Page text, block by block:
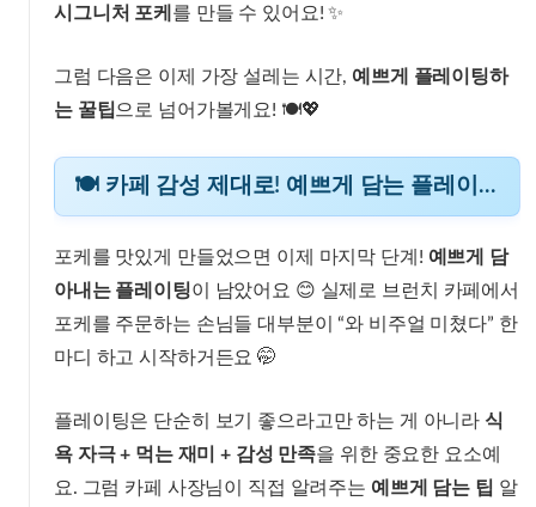
시그니처 포케 를 만들 수 있어요! ✨
그럼 다음은 이제 가장 설레는 시간, 예쁘게 플레이팅하
는 꿀팁으로 넘어가볼게요! 🍽️💖
🍽️ 카페 감성 제대로! 예쁘게 담는 플레이팅 꿀팁
포케를 맛있게 만들었으면 이제 마지막 단계! 예쁘게 담
아내는 플레이팅이 남았어요 😊 실제로 브런치 카페에서
포케를 주문하는 손님들 대부분이 “와 비주얼 미쳤다” 한
마디 하고 시작하거든요 🤭
플레이팅은 단순히 보기 좋으라고만 하는 게 아니라 식
욕 자극 + 먹는 재미 + 감성 만족을 위한 중요한 요소예
요. 그럼 카페 사장님이 직접 알려주는 예쁘게 담는 팁 알